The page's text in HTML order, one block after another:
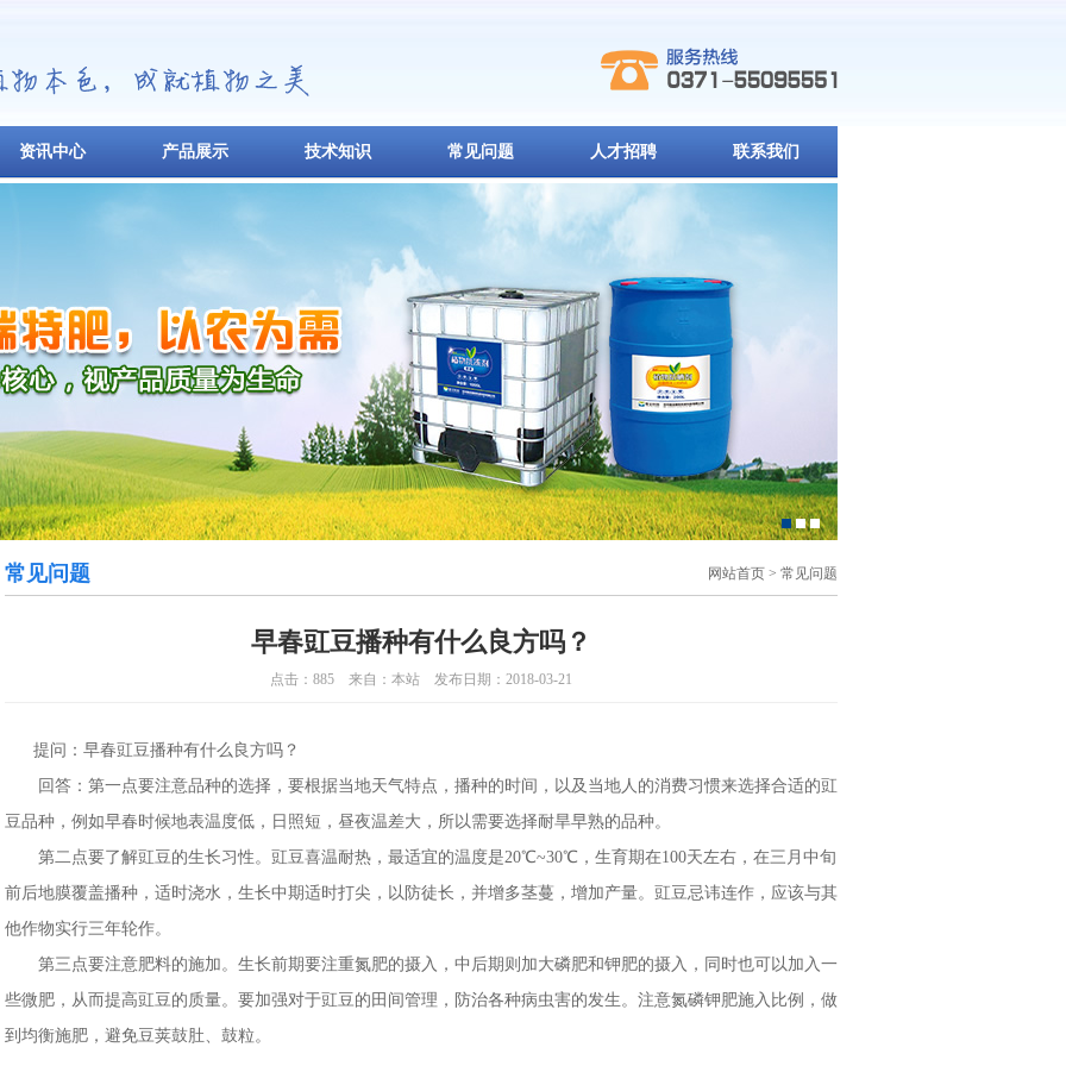
资讯中心 产品展示 技术知识 常见问题 人才招聘 联系我们
常见问题 网站首页 > 常见问题
早春豇豆播种有什么良方吗？
点击：885 来自：本站 发布日期：2018-03-21
提问：早春豇豆播种有什么良方吗？
回答：第一点要注意品种的选择，要根据当地天气特点，播种的时间，以及当地人的消费习惯来选择合适的豇
豆品种，例如早春时候地表温度低，日照短，昼夜温差大，所以需要选择耐旱早熟的品种。
第二点要了解豇豆的生长习性。豇豆喜温耐热，最适宜的温度是20℃~30℃，生育期在100天左右，在三月中旬
前后地膜覆盖播种，适时浇水，生长中期适时打尖，以防徒长，并增多茎蔓，增加产量。豇豆忌讳连作，应该与其
他作物实行三年轮作。
第三点要注意肥料的施加。生长前期要注重氮肥的摄入，中后期则加大磷肥和钾肥的摄入，同时也可以加入一
些微肥，从而提高豇豆的质量。要加强对于豇豆的田间管理，防治各种病虫害的发生。注意氮磷钾肥施入比例，做
到均衡施肥，避免豆荚鼓肚、鼓粒。